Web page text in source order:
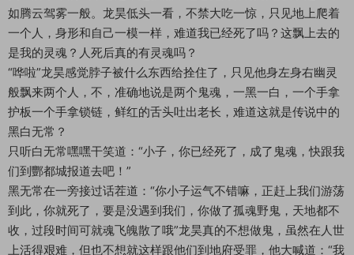
如腾云驾雾一般。龙昊低头一看，不禁大吃一惊，只见地上爬着
一个人，身形和自己一模一样，难道我已经死了吗？这飘上去的
是我的灵魂？人死后真的有灵魂吗？
“哗啦”龙昊感觉脖子被什么东西给拴住了，只见他身左身右幽灵
般飘来两个人，不，准确地说是两个鬼魂，一黑一白，一个手拿
护板一个手拿锁链，鲜红的舌头吐出老长，难道这就是传说中的
黑白无常？
只听白无常嘿嘿干笑道：“小子，你已经死了，成了鬼魂，快跟我
们到酆都城报道去吧！”
黑无常在一旁接过话茬道：“你小子运气不错嘛，正赶上我们游荡
到此，你就死了，要是没遇到我们，你做了孤魂野鬼，天地都不
收，过段时间可就魂飞魄散了哦”龙昊真的不想做鬼，虽然在人世
上活得艰难，但也不想就这样跟他们到地府受罪，他大喊道：“我